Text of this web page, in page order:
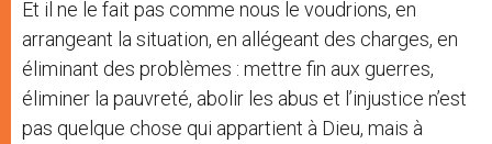
Et il ne le fait pas comme nous le voudrions, en
arrangeant la situation, en allégeant des charges, en
éliminant des problèmes : mettre fin aux guerres,
éliminer la pauvreté, abolir les abus et l’injustice n’est
pas quelque chose qui appartient à Dieu, mais à